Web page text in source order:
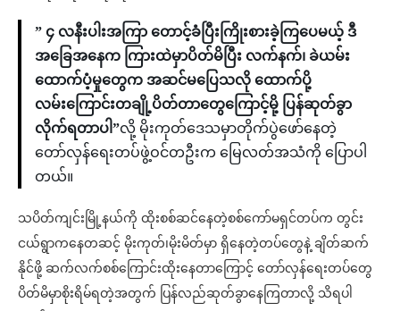
” ၄ လနီးပါးအကြာ တောင့်ခံပြီးကြိုးစားခဲ့ကြပေမယ့် ဒီ
အခြေအနေက ကြားထဲမှာပိတ်မိပြီး လက်နက်၊ ခဲယမ်း
ထောက်ပံ့မှုတွေက အဆင်မပြေသလို ထောက်ပို့
လမ်းကြောင်းတချို့ပိတ်တာတွေကြောင့်မို့ ပြန်ဆုတ်ခွာ
လိုက်ရတာပါ”လို့ မိုးကုတ်ဒေသမှာတိုက်ပွဲဖော်နေတဲ့
တော်လှန်ရေးတပ်ဖွဲ့ဝင်တဦးက မြေလတ်အသံကို ပြောပါ
တယ်။
သပိတ်ကျင်းမြို့နယ်ကို ထိုးစစ်ဆင်နေတဲ့စစ်ကော်မရှင်တပ်က တွင်း
ငယ်ရွာကနေတဆင့် မိုးကုတ်၊မိုးမိတ်မှာ ရှိနေတဲ့တပ်တွေနဲ့ ချိတ်ဆက်
နိုင်ဖို့ ဆက်လက်စစ်ကြောင်းထိုးနေတာကြောင့် တော်လှန်ရေးတပ်တွေ
ပိတ်မိမှာစိုးရိမ်ရတဲ့အတွက် ပြန်လည်ဆုတ်ခွာနေကြတာလို့ သိရပါ